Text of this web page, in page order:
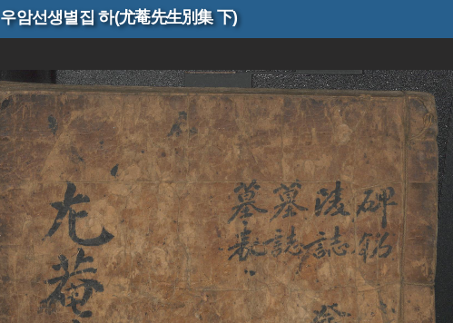
우암선생별집 하(尤菴先生別集 下)